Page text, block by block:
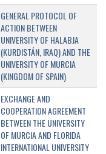
GENERAL PROTOCOL OF
ACTION BETWEEN
UNIVERSITY OF HALABJA
(KURDISTÁN, IRAQ) AND THE
UNIVERSITY OF MURCIA
(KINGDOM OF SPAIN)
EXCHANGE AND
COOPERATION AGREEMENT
BETWEEN THE UNIVERSITY
OF MURCIA AND FLORIDA
INTERNATIONAL UNIVERSITY